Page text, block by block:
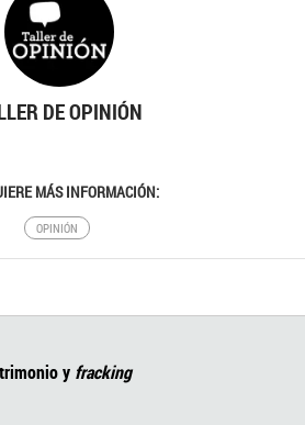
DE OPINIÓN
MÁS INFORMACIÓN:
OPINIÓN